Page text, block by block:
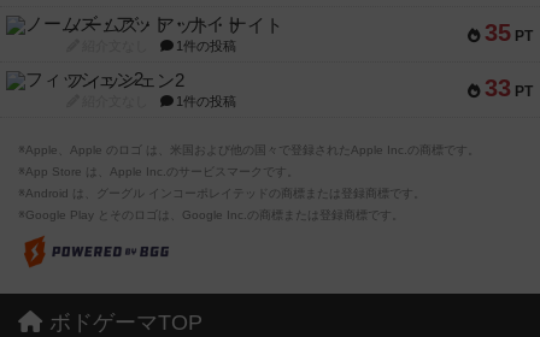
35 PT
ノームズ・アット・ナイト
1件の投稿
33 PT
フィッシェン2
1件の投稿
※Apple、Apple のロゴ は、米国および他の国々で登録されたApple Inc.の商標です。
※App Store は、Apple Inc.のサービスマークです。
※Android は、グーグル インコーポレイテッドの商標または登録商標です。
※Google Play とそのロゴは、Google Inc.の商標または登録商標です。
ボドゲーマTOP